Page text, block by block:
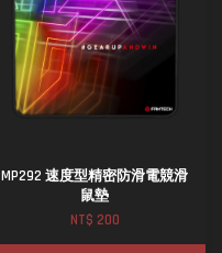
MP292 速度型精密防滑電競滑
鼠墊
NT$ 200